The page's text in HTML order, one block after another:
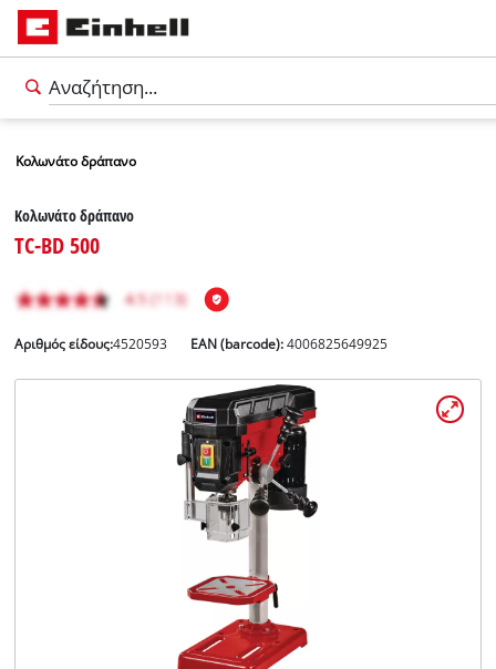
Κολωνάτο δράπανο
Κολωνάτο δράπανο
TC-BD 500
Αριθμός είδους:4520593 EAN (barcode):4006825649925